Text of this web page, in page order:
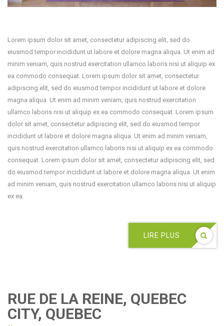
Lorem ipsum dolor sit amet, consectetur adipiscing elit, sed do
eiusmod tempor incididunt ut labore et dolore magna aliqua. Ut enim ad
minim veniam, quis nostrud exercitation ullamco laboris nisi ut aliquip ex
ea commodo consequat. Lorem ipsum dolor sit amet, consectetur
adipiscing elit, sed do eiusmod tempor incididunt ut labore et dolore
magna aliqua. Ut enim ad minim veniam, quis nostrud exercitation
ullamco laboris nisi ut aliquip ex ea commodo consequat. Lorem ipsum
dolor sit amet, consectetur adipiscing elit, sed do eiusmod tempor
incididunt ut labore et dolore magna aliqua. Ut enim ad minim veniam,
quis nostrud exercitation ullamco laboris nisi ut aliquip ex ea commodo
consequat. Lorem ipsum dolor sit amet, consectetur adipiscing elit, sed
do eiusmod tempor incididunt ut labore et dolore magna aliqua. Ut enim
ad minim veniam, quis nostrud exercitation ullamco laboris nisi ut aliquip
ex ea.
LIRE PLUS
RUE DE LA REINE, QUEBEC
CITY, QUEBEC